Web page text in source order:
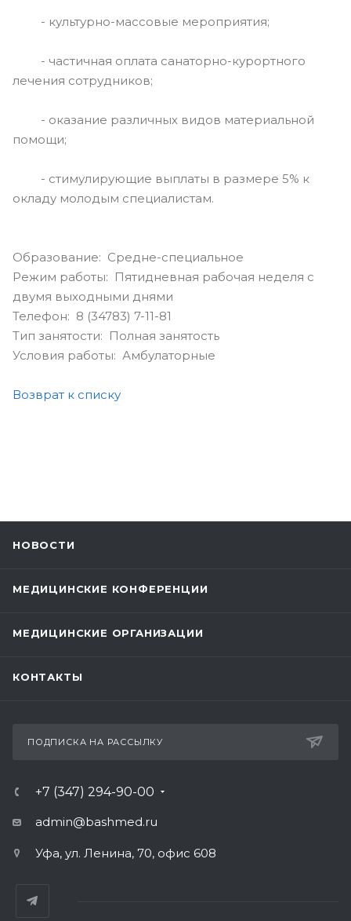
- культурно-массовые мероприятия;
- частичная оплата санаторно-курортного
лечения сотрудников;
- оказание различных видов материальной
помощи;
- стимулирующие выплаты в размере 5% к
окладу молодым специалистам.
Образование: Средне-специальное
Режим работы: Пятидневная рабочая неделя с
двумя выходными днями
Телефон: 8 (34783) 7-11-81
Тип занятости: Полная занятость
Условия работы: Амбулаторные
Возврат к списку
НОВОСТИ
МЕДИЦИНСКИЕ КОНФЕРЕНЦИИ
МЕДИЦИНСКИЕ ОРГАНИЗАЦИИ
КОНТАКТЫ
ПОДПИСКА НА РАССЫЛКУ
+7 (347) 294-90-00
admin@bashmed.ru
Уфа, ул. Ленина, 70, офис 608